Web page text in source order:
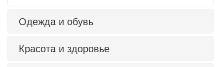
Одежда и обувь
Красота и здоровье